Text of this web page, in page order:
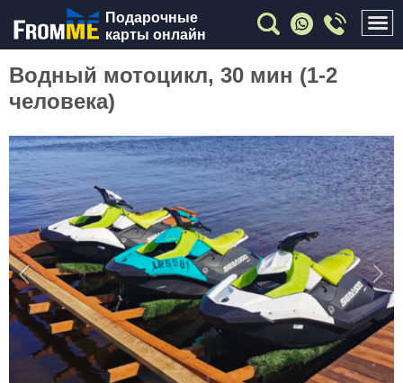
Подарочные
карты онлайн
Водный мотоцикл, 30 мин (1-2
человека)
Previous